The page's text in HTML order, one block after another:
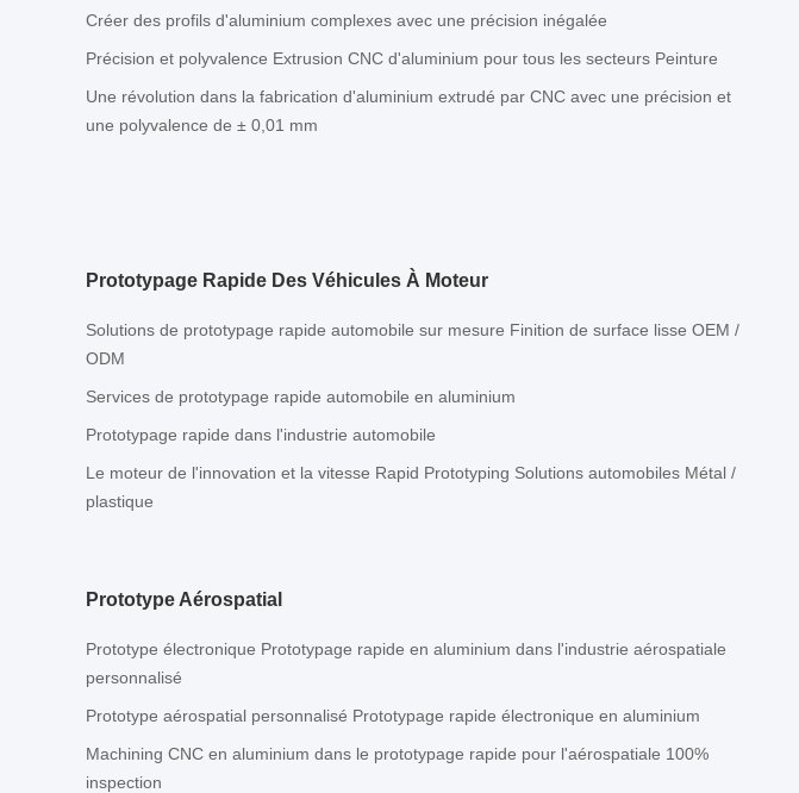
Créer des profils d'aluminium complexes avec une précision inégalée
Précision et polyvalence Extrusion CNC d'aluminium pour tous les secteurs Peinture
Une révolution dans la fabrication d'aluminium extrudé par CNC avec une précision et
une polyvalence de ± 0,01 mm
Prototypage Rapide Des Véhicules À Moteur
Solutions de prototypage rapide automobile sur mesure Finition de surface lisse OEM /
ODM
Services de prototypage rapide automobile en aluminium
Prototypage rapide dans l'industrie automobile
Le moteur de l'innovation et la vitesse Rapid Prototyping Solutions automobiles Métal /
plastique
Prototype Aérospatial
Prototype électronique Prototypage rapide en aluminium dans l'industrie aérospatiale
personnalisé
Prototype aérospatial personnalisé Prototypage rapide électronique en aluminium
Machining CNC en aluminium dans le prototypage rapide pour l'aérospatiale 100%
inspection